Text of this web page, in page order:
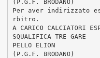
(P.G.F. BRODANO)
Per aver indirizzato
rbitro.
A CARICO CALCIATORI
SQUALIFICA TRE GARE
PELLO ELION
(P.G.F. BRODANO)